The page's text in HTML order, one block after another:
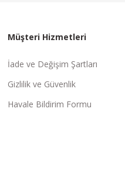
Müşteri Hizmetleri
İade ve Değişim Şartları
Gizlilik ve Güvenlik
Havale Bildirim Formu